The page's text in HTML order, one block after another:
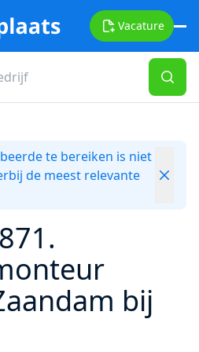
Vacature
te bereiken is niet
de meest relevante
bij